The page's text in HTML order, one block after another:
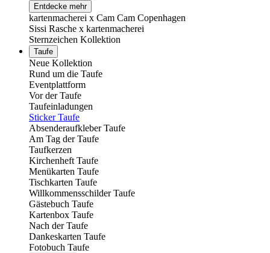
Entdecke mehr
kartenmacherei x Cam Cam Copenhagen
Sissi Rasche x kartenmacherei
Sternzeichen Kollektion
Taufe
Neue Kollektion
Rund um die Taufe
Eventplattform
Vor der Taufe
Taufeinladungen
Sticker Taufe
Absenderaufkleber Taufe
Am Tag der Taufe
Taufkerzen
Kirchenheft Taufe
Menükarten Taufe
Tischkarten Taufe
Willkommensschilder Taufe
Gästebuch Taufe
Kartenbox Taufe
Nach der Taufe
Dankeskarten Taufe
Fotobuch Taufe